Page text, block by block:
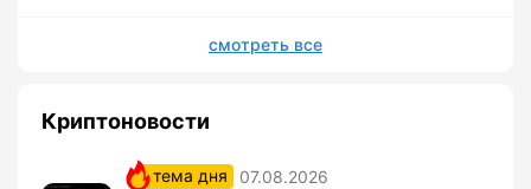
смотреть все
Криптоновости
тема дня
07.08.2026